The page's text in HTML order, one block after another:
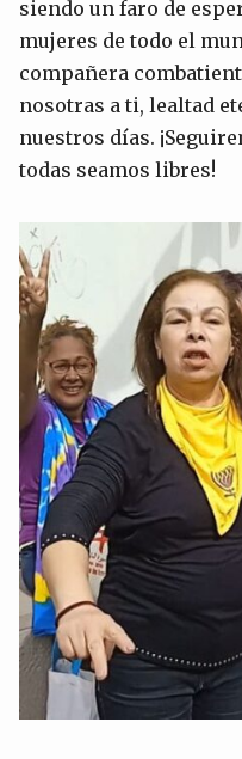
siendo un faro de
mujeres de todo el
compañera
nosotras a ti, lealtad
nuestros días.
todas seamos libres!